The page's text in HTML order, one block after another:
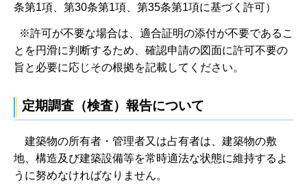
条第1項、第30条第1項、第35条第1項に基づく許可）
※許可が不要な場合は、適合証明の添付が不要であるこ
とを円滑に判断するため、確認申請の図面に許可不要の
旨と必要に応じその根拠を記載してください。
定期調査（検査）報告について
建築物の所有者・管理者又は占有者は、建築物の敷
地、構造及び建築設備等を常時適法な状態に維持するよ
うに努めなければなりません。